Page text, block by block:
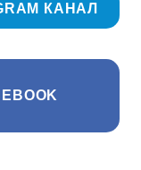
КАНАЛ